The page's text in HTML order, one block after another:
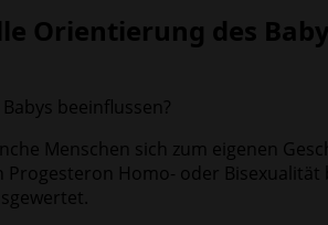
Orientierung des
Menschen sich zum eigenen
Homo- oder